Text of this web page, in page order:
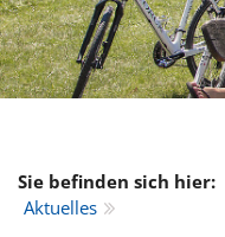
Sie befinden sich hier:
Aktuelles